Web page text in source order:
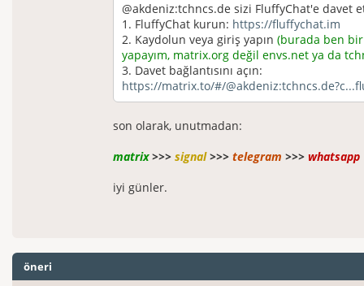
@akdeniz:tchncs.de sizi FluffyChat'e davet
1. FluffyChat kurun: https://fluffychat.im
2. Kaydolun veya giriş yapın (burada ben
yapayım, matrix.org değil envs.net ya da
3. Davet bağlantısını açın:
https://matrix.to/#/
son olarak, unutmadan:
matrix>>> signal>>> telegram >>> whatsapp
iyi günler.
öneri